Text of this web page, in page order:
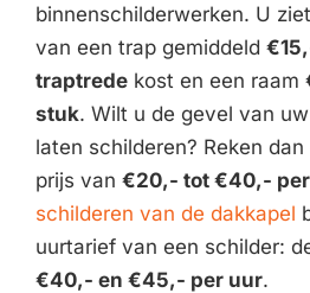
binnenschilderwerken. U
van een trap gemiddeld
traptrede kost en een raam
stuk. Wilt u de gevel van
laten schilderen? Reken
prijs van €20,- tot €40,- per
schilderen van de dakkapel
uurtarief van een schilder:
€40,- en €45,- per uur.